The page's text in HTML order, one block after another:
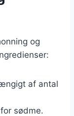
og
af antal
sødme.